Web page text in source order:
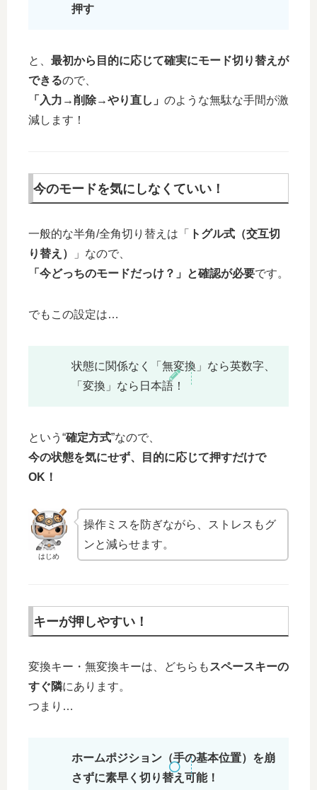
押す
と、 最初から目的に応じて確実にモード切り替えが
できるので、
「入力→削除→やり直し」 のような無駄な手間が激
減します！
今のモードを気にしなくていい！
一般的な半角/全角切り替えは「
トグル式（交互切
り替え）
」なので、
「今どっちのモードだっけ？」と確認が必要です。
でもこの設定は…
状態に関係なく「無変換」なら英数字、
「変換」なら日本語！
という“確定方式”なので、
今の状態を気にせず、目的に応じて押すだけで
OK！
はじめ
操作ミスを防ぎながら、ストレスもグ
ンと減らせます。
キーが押しやすい！
変換キー・無変換キーは、どちらもスペースキーの
すぐ隣にあります。
つまり…
ホームポジション（手の基本位置）を崩
さずに素早く切り替え可能！